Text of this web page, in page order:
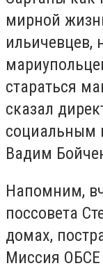
мирной
ильичевцев,
стараться
сказал
социальным
Вадим
Напомним,
поссовета
домах,
Миссия ОБСЕ